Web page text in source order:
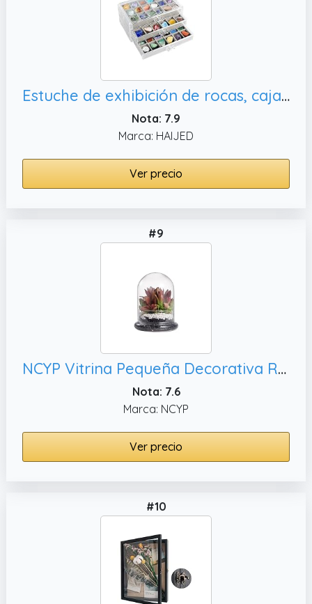
Estuche de exhibición de rocas, caja de almacenamiento de
Nota: 7.9
Marca: HAIJED
Ver precio
#9
NCYP Vitrina Pequeña Decorativa Redonda de Cristal Transparente para Terrario, Cúpula de Cristal con Base y Orificio de Ventilación para Almacenar Suculentas en Miniatura (Sin Plantas)
Nota: 7.6
Marca: NCYP
Ver precio
#10